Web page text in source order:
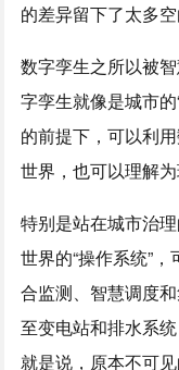
的差异留下了太多
数字孪生之所以被
字孪生就像是城市
的前提下，可以利
世界，也可以理解为
特别是站在城市治
世界的“操作系统”
合监测、智慧调度
至变电站和排水系
就是说，原本不可